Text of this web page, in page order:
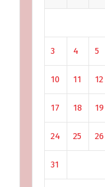
3 4 5
10 11 12
17 18 19
24 25 26
31